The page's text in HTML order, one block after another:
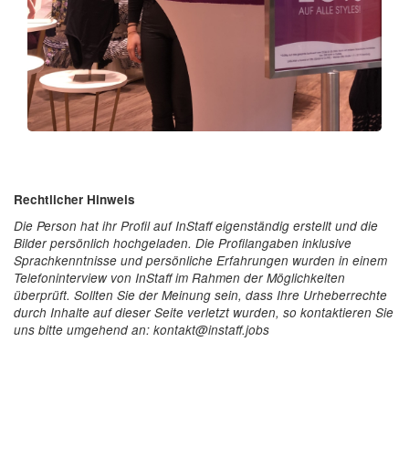
Rechtlicher Hinweis
Die Person hat ihr Profil auf InStaff eigenständig erstellt und die
Bilder persönlich hochgeladen. Die Profilangaben inklusive
Sprachkenntnisse und persönliche Erfahrungen wurden in einem
Telefoninterview von InStaff im Rahmen der Möglichkeiten
überprüft. Sollten Sie der Meinung sein, dass Ihre Urheberrechte
durch Inhalte auf dieser Seite verletzt wurden, so kontaktieren Sie
uns bitte umgehend an: kontakt@instaff.jobs